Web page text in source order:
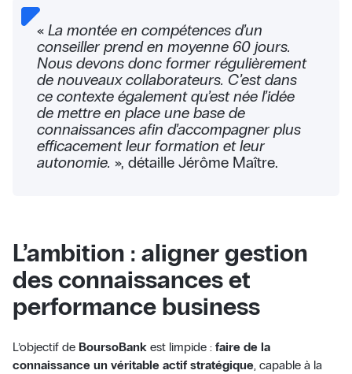
« La montée en compétences d’un
conseiller prend en moyenne 60 jours.
Nous devons donc former régulièrement
de nouveaux collaborateurs. C’est dans
ce contexte également qu’est née l’idée
de mettre en place une base de
connaissances afin d’accompagner plus
efficacement leur formation et leur
autonomie. », détaille Jérôme Maître.
L’ambition : aligner gestion
des connaissances et
performance business
L’objectif de BoursoBankest limpide : faire de la
connaissance un véritable actif stratégique, capable à la